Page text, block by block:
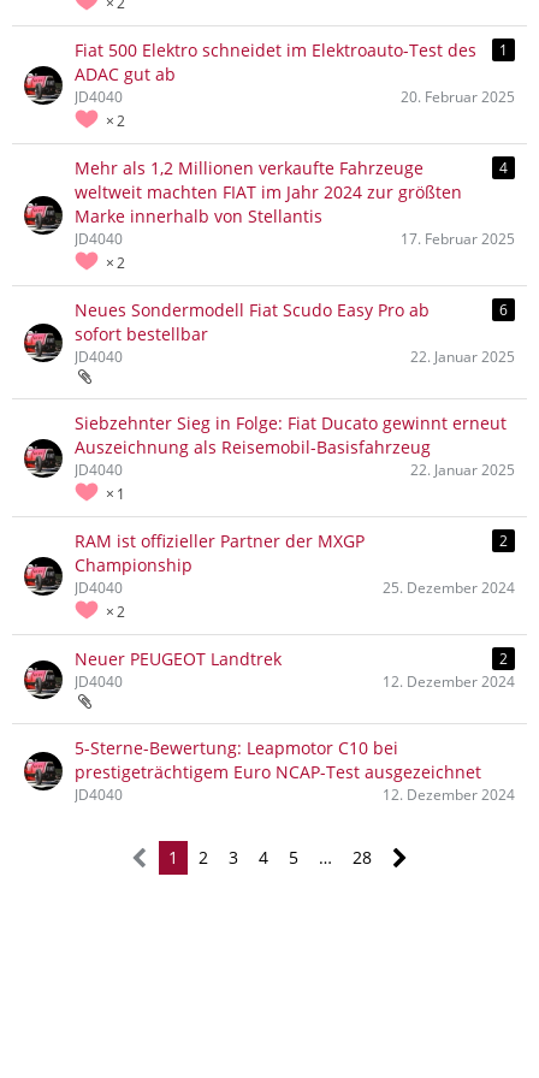
Fiat 500 Elektro schneidet im Elektroauto-Test des
ADAC gut ab
1
2
JD4040 20. Februar 2025
Mehr als 1,2 Millionen verkaufte Fahrzeuge
weltweit machten FIAT im Jahr 2024 zur größten
Marke innerhalb von Stellantis
4
2
JD4040 17. Februar 2025
Neues Sondermodell Fiat Scudo Easy Pro ab
sofort bestellbar
6
JD4040 22. Januar 2025
Siebzehnter Sieg in Folge: Fiat Ducato gewinnt erneut
Auszeichnung als Reisemobil-Basisfahrzeug
1
JD4040 22. Januar 2025
RAM ist offizieller Partner der MXGP
Championship
2
2
JD4040 25. Dezember 2024
Neuer PEUGEOT Landtrek
2
JD4040
12. Dezember 2024
5-Sterne-Bewertung: Leapmotor C10 bei
prestigeträchtigem Euro NCAP-Test ausgezeichnet
JD4040 12. Dezember 2024
1 2 3 4 5 … 28